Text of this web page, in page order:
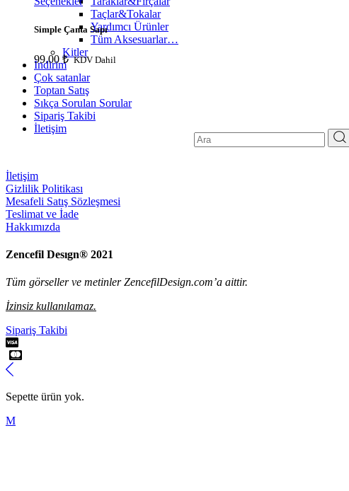
Taçlar&Tokalar
Yardımcı Ürünler
Tüm Aksesuarlar…
Kitler
İndirim
Çok satanlar
Toptan Satış
Sıkça Sorulan Sorular
Sipariş Takibi
İletişim
Search
for:
Simple Çanta Sapı
99.00 ₺ KDV Dahil
İletişim
Gizlilik Politikası
Mesafeli Satış Sözleşmesi
Teslimat ve İade
Hakkımızda
Zencefil Desıgn® 2021
Tüm görseller ve metinler ZencefilDesign.com’a aittir.
İzinsiz kullanılamaz.
Sipariş Takibi
Sepette ürün yok.